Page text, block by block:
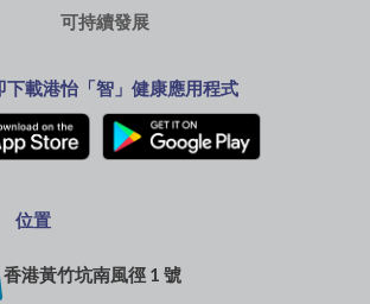
可持續發展
下載港怡「智」健康應用程式
位置
香港黃竹坑南風徑 1 號